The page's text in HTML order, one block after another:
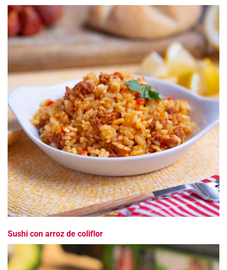
Sushi con arroz de coliflor